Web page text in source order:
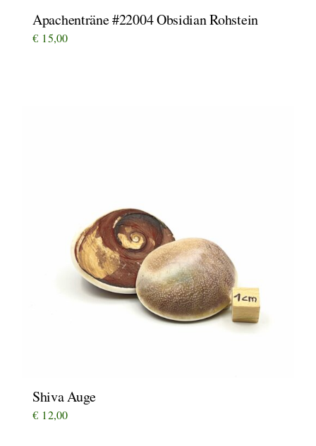
Apachenträne #22004 Obsidian Rohstein
€ 15,00
Shiva Auge
€ 12,00